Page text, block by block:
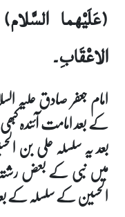
(عَلَيْهما
الاعْقَابِ۔
امام جعفر صادق علیہ
کے بعد امامت آئندہ
بعد یہ سلسلہ علی بن
میں نبی کے بعض
الحسین کے سلسلہ کے